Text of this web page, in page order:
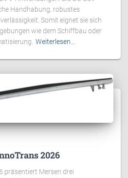
Handhabung, robustes
Somit eignet sie sich
wie dem Schiffbau oder
Weiterlesen…
2026
präsentiert Mersen drei